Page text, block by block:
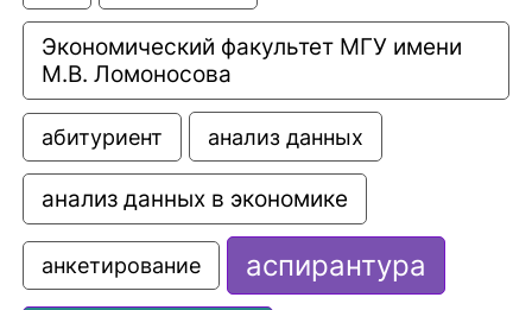
Экономический факультет МГУ имени
М.В. Ломоносова
абитуриент анализ данных
анализ данных в экономике
анкетирование аспирантура